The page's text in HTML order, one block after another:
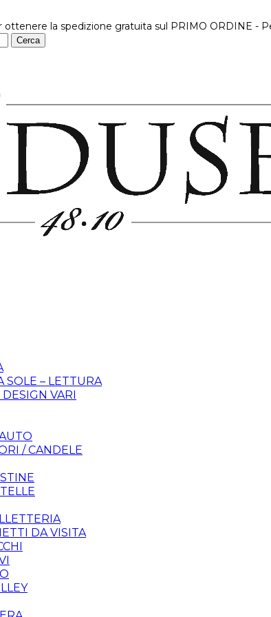
ottenere la spedizione gratuita sul PRIMO ORDINE -
Cerca
SOLE – LETTURA
VARI
/ CANDELE
DA VISITA